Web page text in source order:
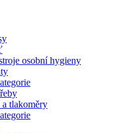
osobní hygieny
tlakoměry